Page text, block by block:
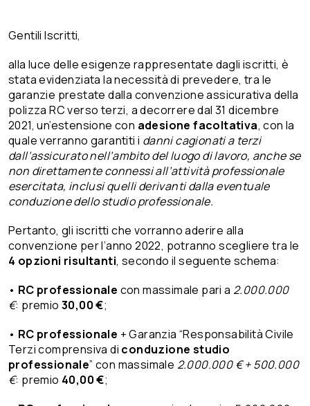
Gentili Iscritti,
alla luce delle esigenze rappresentate dagli iscritti, è
stata evidenziata la necessità di prevedere, tra le
garanzie prestate dalla convenzione assicurativa della
polizza RC verso terzi, a decorrere dal 31 dicembre
2021, un’estensione con adesione facoltativa, con la
quale verranno garantiti i danni cagionati a terzi
dall’assicurato nell’ambito del luogo di lavoro, anche se
non direttamente connessi all’attività professionale
esercitata, inclusi quelli derivanti dalla eventuale
conduzione dello studio professionale.
Pertanto, gli iscritti che vorranno aderire alla
convenzione per l’anno 2022, potranno scegliere tra le
4 opzioni risultanti, secondo il seguente schema:
• RC professionale con massimale pari a 2.000.000
€: premio30,00 €;
• RC professionale + Garanzia “Responsabilità Civile
Terzi comprensiva di conduzione studio
professionale” con massimale 2.000.000 € + 500.000
€: premio 40,00 €;